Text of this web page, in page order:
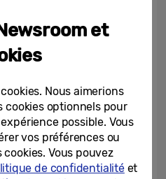
IEC est un organisme
et publie des
to the Eyes’ atteste
la production de
et
Nous aimerions
cookies optionnels pour
possible. Vous
vos préférences ou
Vous pouvez
de confidentialitéet